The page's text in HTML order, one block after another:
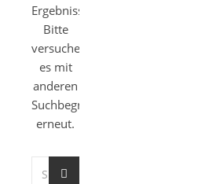
Ergebnisse.
Bitte
versuche
es mit
anderen
Suchbegriffen
erneut.